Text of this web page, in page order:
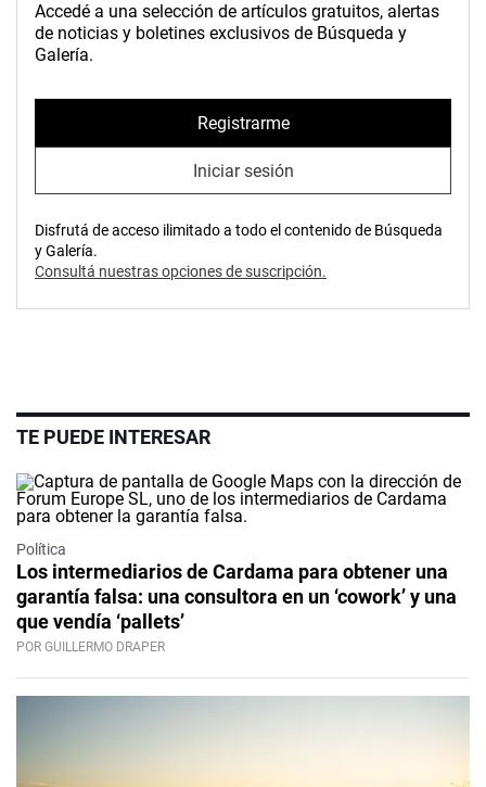
Accedé a una selección de artículos gratuitos, alertas
de noticias y boletines exclusivos de Búsqueda y
Galería.
Registrarme
Iniciar sesión
Disfrutá de acceso ilimitado a todo el contenido de Búsqueda
y Galería.
Consultá nuestras opciones de suscripción.
TE PUEDE INTERESAR
Política
Los intermediarios de Cardama para obtener una
garantía falsa: una consultora en un ‘cowork’ y una
que vendía ‘pallets’
POR GUILLERMO DRAPER